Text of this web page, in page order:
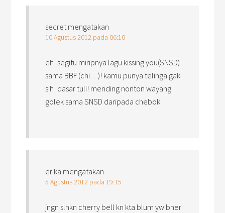
secretmengatakan
10 Agustus 2012 pada 06:10
eh! segitu miripnya lagu kissing you(SNSD)
sama BBF (chi…)! kamu punya telinga gak
sih! dasar tuli! mending nonton wayang
golek sama SNSD daripada chebok
erika mengatakan
5 Agustus 2012 pada 19:15
jngn slhkn cherry bell kn kta blum yw bner